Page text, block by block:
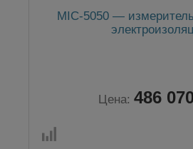
MIC-5050 —
Цена: 486